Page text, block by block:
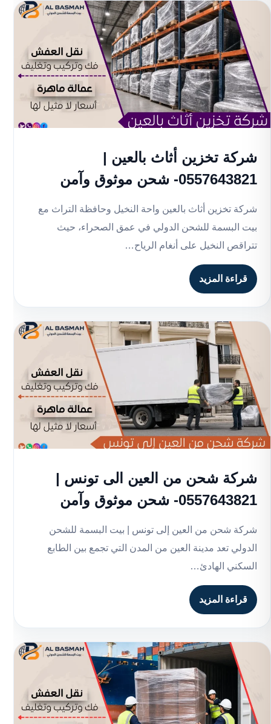
شركة تخزين أثاث بالعين |
0557643821- شحن موثوق وآمن
شركة تخزين أثاث بالعين واحة النخيل وحافظة التراث مع
بيت البسمة للشحن الدولي في عمق الصحراء، حيث
تتراقص النخيل على أنغام الرياح…
قراءة المزيد
شركة شحن من العين الى تونس |
0557643821- شحن موثوق وآمن
شركة شحن من العين إلى تونس | بيت البسمة للشحن
الدولي تعد مدينة العين من المدن التي تجمع بين الطابع
السكني الهادئ…
قراءة المزيد